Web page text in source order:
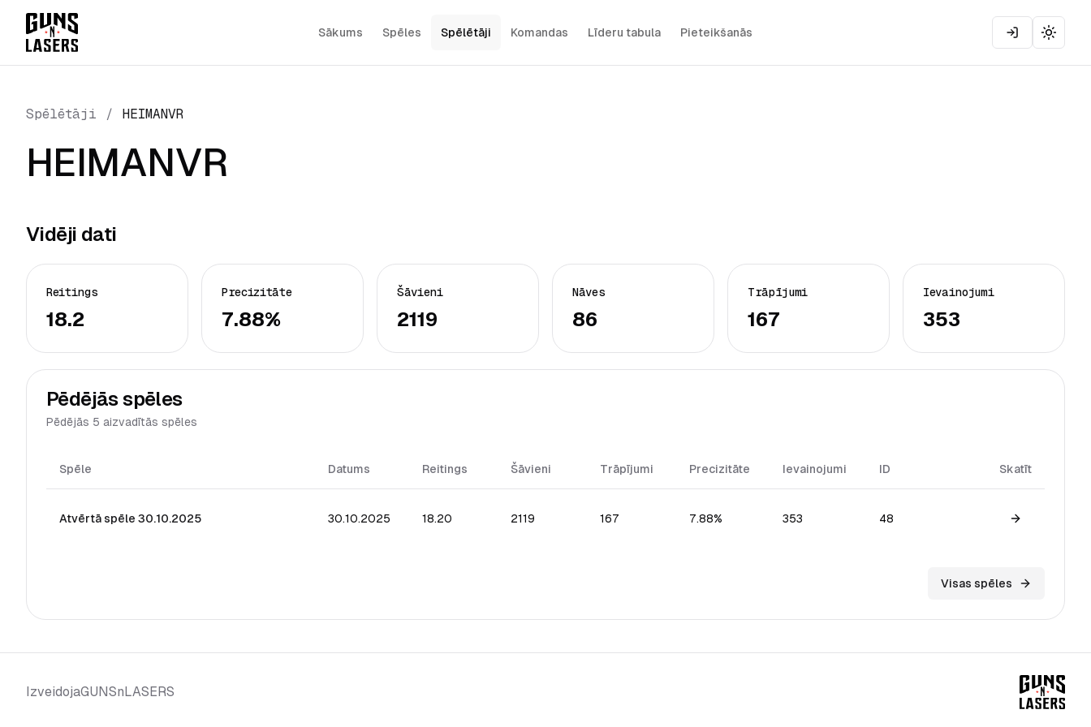
Sākums Spēles Spēlētāji Komandas Līderu tabula Pieteikšanās
Toggle
Spēlētāji / HEIMANVR
HEIMANVR
Vidēji dati
Reitings
18.2
Precizitāte
7.88%
Šāvieni
2119
Nāves
86
Trāpījumi
167
Ievainojumi
353
Pēdējās spēles
Pēdējās 5 aizvadītās spēles
Spēle Datums Reitings Šāvieni Trāpījumi Precizitāte Ievainojumi ID Skatīt
Atvērtā spēle 30.10.2025 30.10.2025 18.20 2119 167 7.88% 353 48
View game
Visas spēles
IzveidojaGUNSnLASERS